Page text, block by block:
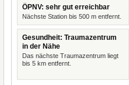
ÖPNV: sehr gut erreichbar
Nächste Station bis 500 m entfernt.
Gesundheit: Traumazentrum
in der Nähe
Das nächste Traumazentrum liegt
bis 5 km entfernt.